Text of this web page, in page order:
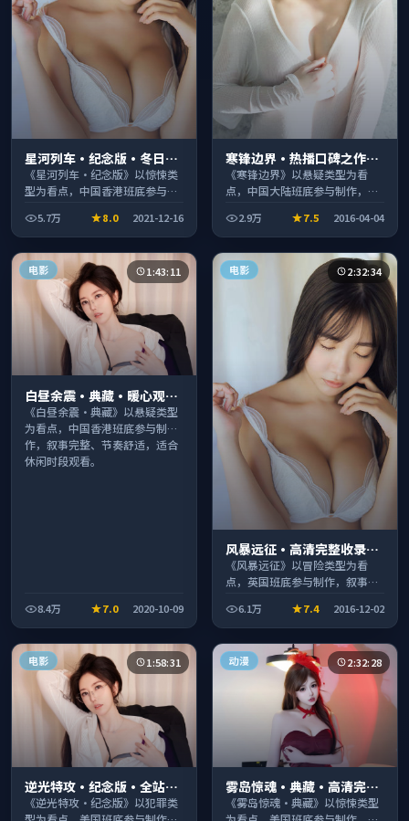
星河列车·纪念版·冬日典
藏系列温情叙事引人入胜
《星河列车·纪念版》以惊悚类
型为看点，中国香港班底参与制
休闲时段观看。
5.7万 8.0 2021-12-16
寒锋边界·热播口碑之作剧
情扎实演技在线
《寒锋边界》以悬疑类型为看
点，中国大陆班底参与制作，叙
段观看。
2.9万 7.5 2016-04-04
电影 1:43:11
白昼余震·典藏·暖心观影
季口碑发酵持续升温
《白昼余震·典藏》以悬疑类型
为看点，中国香港班底参与制
作，叙事完整、节奏舒适，适合
休闲时段观看。
8.4万 7.0 2020-10-09
电影 2:32:34
风暴远征·高清完整收录适
合周末一口气刷完
《风暴远征》以冒险类型为看
点，英国班底参与制作，叙事完
看。6.1万 7.4 2016-12-02
电影 1:58:31
逆光特攻·纪念版·全站高
分推荐节奏紧凑值得追看
《逆光特攻·纪念版》以犯罪类
动漫 2:32:28
雾岛惊魂·典藏·高清完整
收录适合周末一口气刷完
《雾岛惊魂·典藏》以惊悚类型